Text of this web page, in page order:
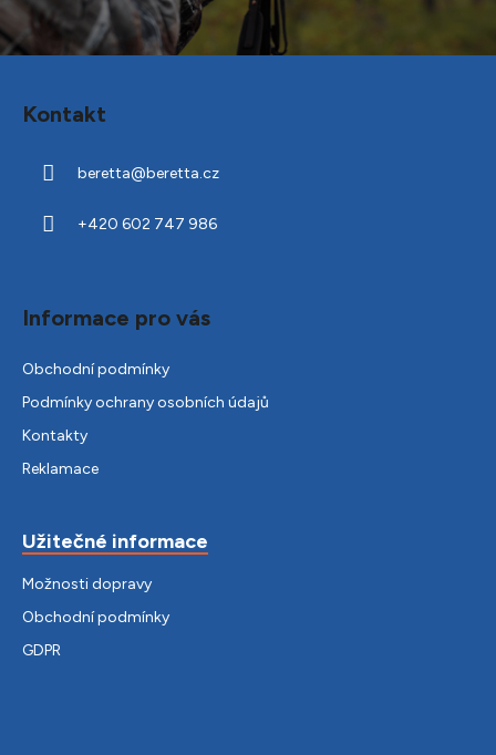
Kontakt
beretta@beretta.cz
+420 602 747 986
Informace pro vás
Obchodní podmínky
Podmínky ochrany osobních údajů
Kontakty
Reklamace
Užitečné informace
Možnosti dopravy
Obchodní podmínky
GDPR